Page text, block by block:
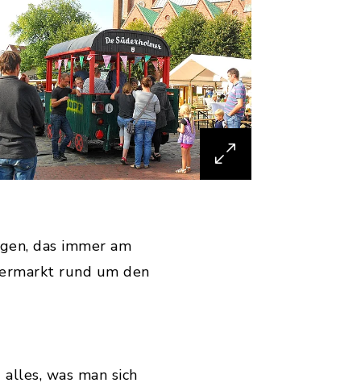
das immer am
rund um den
was man sich